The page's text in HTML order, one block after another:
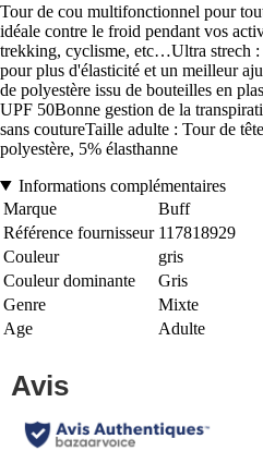
Tour de cou multifonctionnel pour
idéale contre le froid pendant vos
trekking, cyclisme, etc…Ultra strech :
pour plus d'élasticité et un meilleur
de polyestère issu de bouteilles en
UPF 50Bonne gestion de la
sans coutureTaille adulte : Tour de
polyestère, 5% élasthanne
Informations complémentaires
Marque
Buff
Référence fournisseur 117818929
Couleur
gris
Couleur dominante
Gris
Genre
Mixte
Age
Adulte